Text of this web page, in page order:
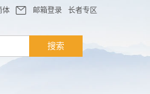
体 邮箱登录 长者专区